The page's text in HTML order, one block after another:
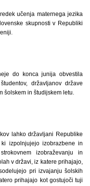
učenja maternega jezika
skupnosti v Republiki
do konca junija obvestila
državljanov države
šolskem in študijskem letu.
lahko državljani Republike
izpolnjujejo izobrazbene in
izobraževanju in
v državi, iz katere prihajajo,
pri izvajanju šolskih
prihajajo kot gostujoči tuji